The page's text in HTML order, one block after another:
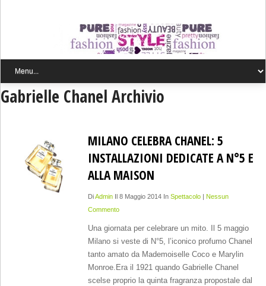
Gabrielle Chanel Archivio
MILANO CELEBRA CHANEL: 5
INSTALLAZIONI DEDICATE A N°5 E
ALLA MAISON
DiAdminIl 8 Maggio 2014 In Spettacolo| Nessun
Commento
Una giornata per celebrare un mito. Il 5 maggio
Milano si veste di N°5, l’iconico profumo Chanel
tanto amato da Mademoiselle Coco e Marylin
Monroe.Era il 1921 quando Gabrielle Chanel
scelse proprio la quinta fragranza propostale dal